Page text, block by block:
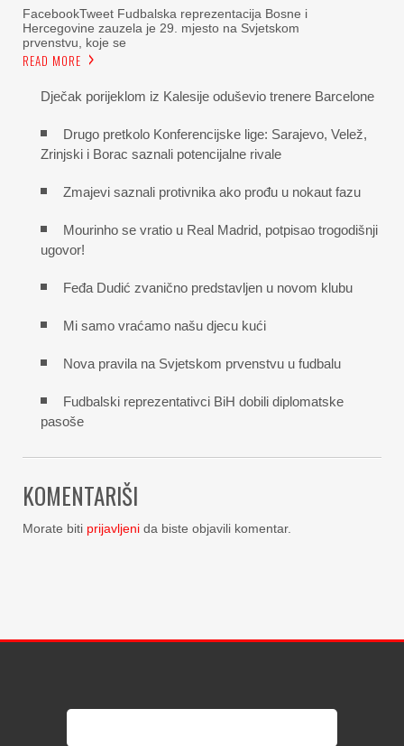
FacebookTweet Fudbalska reprezentacija Bosne i
Hercegovine zauzela je 29. mjesto na Svjetskom
prvenstvu, koje se
READ MORE
Dječak porijeklom iz Kalesije oduševio trenere Barcelone
Drugo pretkolo Konferencijske lige: Sarajevo, Velež,
Zrinjski i Borac saznali potencijalne rivale
Zmajevi saznali protivnika ako prođu u nokaut fazu
Mourinho se vratio u Real Madrid, potpisao trogodišnji
ugovor!
Feđa Dudić zvanično predstavljen u novom klubu
Mi samo vraćamo našu djecu kući
Nova pravila na Svjetskom prvenstvu u fudbalu
Fudbalski reprezentativci BiH dobili diplomatske
pasoše
KOMENTARIŠI
Morate biti prijavljeni da biste objavili komentar.